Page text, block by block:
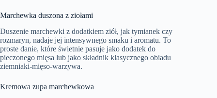
Marchewka duszona z ziołami
Duszenie marchewki z dodatkiem ziół, jak tymianek czy
rozmaryn, nadaje jej intensywnego smaku i aromatu. To
proste danie, które świetnie pasuje jako dodatek do
pieczonego mięsa lub jako składnik klasycznego obiadu
ziemniaki-mięso-warzywa.
Kremowa zupa marchewkowa